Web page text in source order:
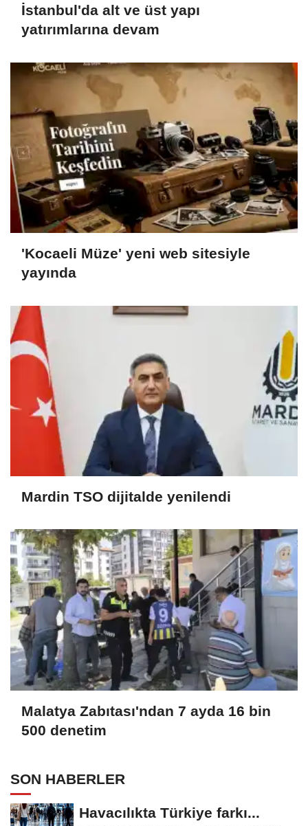
İstanbul'da alt ve üst yapı
yatırımlarına devam
'Kocaeli Müze' yeni web sitesiyle
yayında
Mardin TSO dijitalde yenilendi
Malatya Zabıtası'ndan 7 ayda 16 bin
500 denetim
SON HABERLER
Havacılıkta Türkiye farkı...